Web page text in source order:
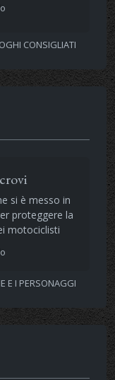
CONSIGLIATI
si è messo in
proteggere la
motociclisti
E I PERSONAGGI